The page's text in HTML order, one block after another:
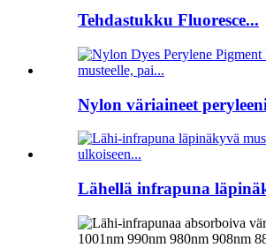
Tehdastukku Fluoresce...
Nylon väriaineet
Lähellä infrapuna